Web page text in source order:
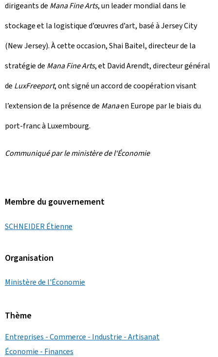
dirigeants de Mana Fine Arts, un leader mondial dans le
stockage et la logistique d’œuvres d’art, basé à Jersey City
(New Jersey). À cette occasion, Shai Baitel, directeur de la
stratégie de Mana Fine Arts, et David Arendt, directeur général
de LuxFreeport, ont signé un accord de coopération visant
l’extension de la présence de Manaen Europe par le biais du
port-franc à Luxembourg.
Communiqué par le ministère de l‘Économie
Membre du gouvernement
SCHNEIDER Étienne
Organisation
Ministère de l'Économie
Thème
Entreprises - Commerce - Industrie - Artisanat
Économie - Finances